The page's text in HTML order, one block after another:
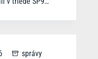
správy